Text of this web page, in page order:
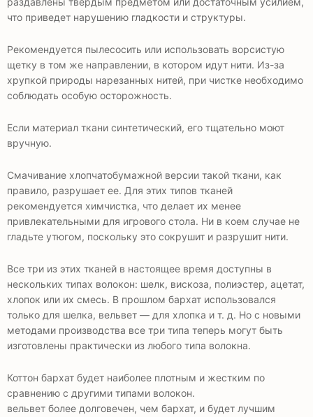
что приведет нарушению гладкости и структуры.
Рекомендуется пылесосить или использовать ворсистую
щетку в том же направлении, в котором идут нити. Из-за
хрупкой природы нарезанных нитей, при чистке необходимо
соблюдать особую осторожность.
Если материал ткани синтетический, его тщательно моют
вручную.
Смачивание хлопчатобумажной версии такой ткани, как
правило, разрушает ее. Для этих типов тканей
рекомендуется химчистка, что делает их менее
привлекательными для игрового стола. Ни в коем случае не
гладьте утюгом, поскольку это сокрушит и разрушит нити.
Все три из этих тканей в настоящее время доступны в
нескольких типах волокон: шелк, вискоза, полиэстер, ацетат,
хлопок или их смесь. В прошлом бархат использовался
только для шелка, вельвет — для хлопка и т. д. Но с новыми
методами производства все три типа теперь могут быть
изготовлены практически из любого типа волокна.
Коттон бархат будет наиболее плотным и жестким по
сравнению с другими типами волокон.
вельвет более долговечен, чем бархат, и будет лучшим